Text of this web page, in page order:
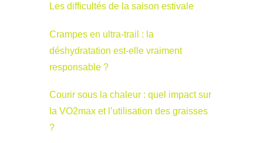
Les difficultés de la saison estivale
Crampes en ultra-trail : la
déshydratation est-elle vraiment
responsable ?
Courir sous la chaleur : quel impact sur
la VO2max et l’utilisation des graisses
?